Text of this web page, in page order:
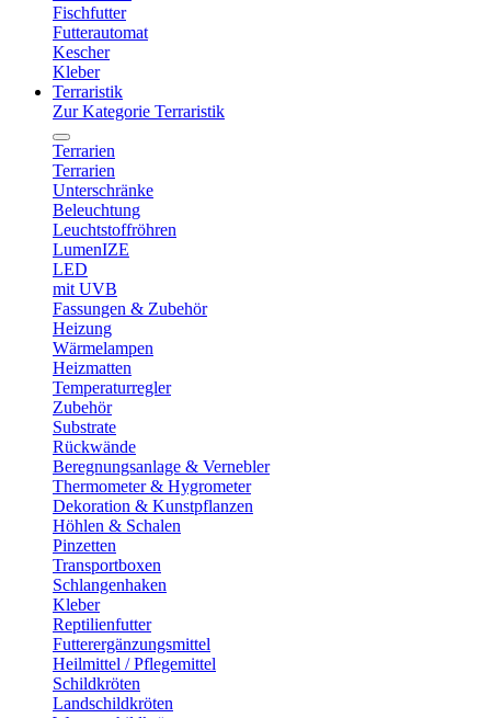
Fischfutter
Futterautomat
Kescher
Kleber
Terraristik
Zur Kategorie Terraristik
Terrarien
Terrarien
Unterschränke
Beleuchtung
Leuchtstoffröhren
LumenIZE
LED
mit UVB
Fassungen & Zubehör
Heizung
Wärmelampen
Heizmatten
Temperaturregler
Zubehör
Substrate
Rückwände
Beregnungsanlage & Vernebler
Thermometer & Hygrometer
Dekoration & Kunstpflanzen
Höhlen & Schalen
Pinzetten
Transportboxen
Schlangenhaken
Kleber
Reptilienfutter
Futterergänzungsmittel
Heilmittel / Pflegemittel
Schildkröten
Landschildkröten